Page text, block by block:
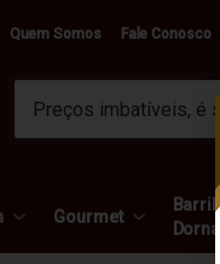
Quem Somos Fale Conosco
Gourmet
Barril
Dorna